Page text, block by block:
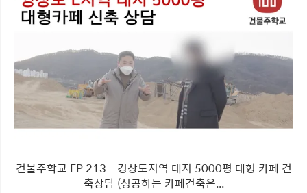
건물주학교 EP 213 – 경상도지역 대지 5000평 대형 카페 건
축상담 (성공하는 카페건축은...